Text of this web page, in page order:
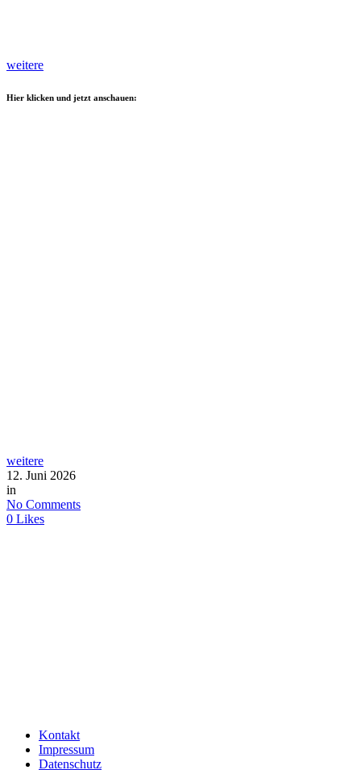
weitere
Hier klicken und jetzt anschauen:
weitere
12. Juni 2026
in
No Comments
0 Likes
Kontakt
Impressum
Datenschutz